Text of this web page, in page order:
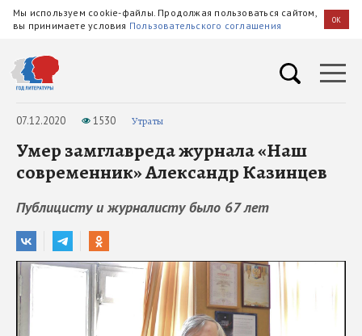
Мы используем cookie-файлы. Продолжая пользоваться сайтом,
вы принимаете условия Пользовательского соглашения OK
07.12.2020 1530 Утраты
Умер замглавреда журнала «Наш
современник» Александр Казинцев
Публицисту и журналисту было 67 лет